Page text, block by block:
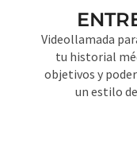
Videollamada
tu historial
objetivos y
un estilo